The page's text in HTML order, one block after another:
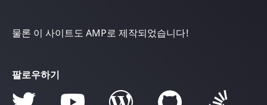
물론 이 사이트도 AMP로 제작되었습니다!
팔로우하기